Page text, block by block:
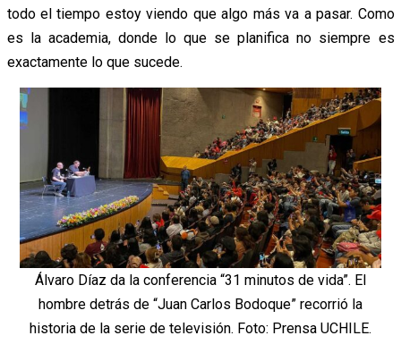
todo el tiempo estoy viendo que algo más va a pasar. Como
es la academia, donde lo que se planifica no siempre es
exactamente lo que sucede.
Álvaro Díaz da la conferencia “31 minutos de vida”. El
hombre detrás de “Juan Carlos Bodoque” recorrió la
historia de la serie de televisión. Foto: Prensa UCHILE.